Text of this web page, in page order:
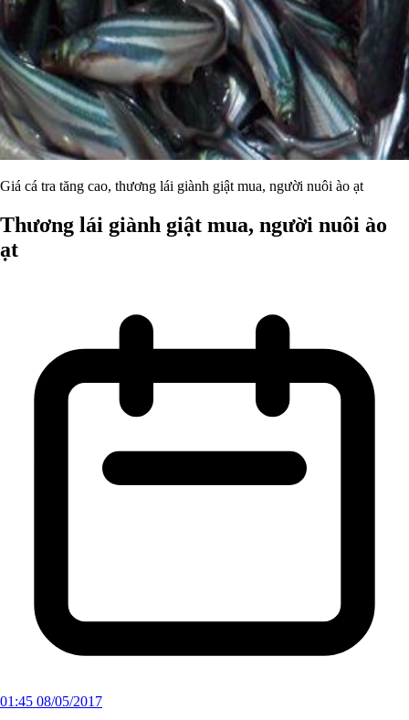
Giá cá tra tăng cao, thương lái giành giật mua, người nuôi ào ạt
Thương lái giành giật mua, người nuôi ào
ạt
01:45 08/05/2017